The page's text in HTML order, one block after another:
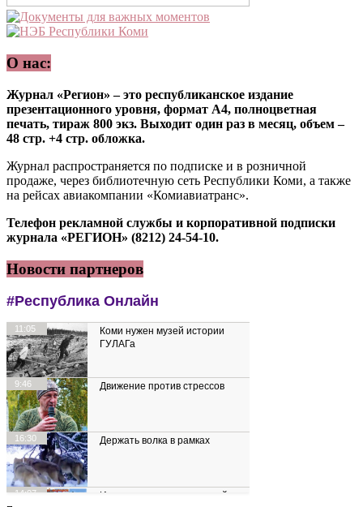
О нас:
Журнал «Регион» – это республиканское издание
презентационного уровня, формат А4, полноцветная
печать, тираж 800 экз. Выходит один раз в месяц, объем –
48 стр. +4 стр. обложка.
Журнал распространяется по подписке и в розничной
продаже, через библиотечную сеть Республики Коми, а также
на рейсах авиакомпании «Комиавиатранс».
Телефон рекламной службы и корпоративной подписки
журнала «РЕГИОН» (8212) 24-54-10.
Новости партнеров